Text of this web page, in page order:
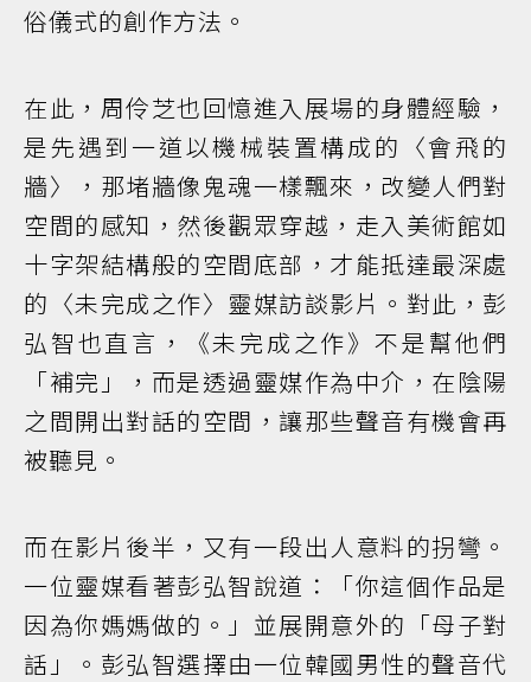
俗儀式的創作方法。
在此，周伶芝也回憶進入展場的身體經驗，
是先遇到一道以機械裝置構成的〈會飛的
牆〉，那堵牆像鬼魂一樣飄來，改變人們對
空間的感知，然後觀眾穿越，走入美術館如
十字架結構般的空間底部，才能抵達最深處
的〈未完成之作〉靈媒訪談影片。對此，彭
弘智也直言，《未完成之作》不是幫他們
「補完」，而是透過靈媒作為中介，在陰陽
之間開出對話的空間，讓那些聲音有機會再
被聽見。
而在影片後半，又有一段出人意料的拐彎。
一位靈媒看著彭弘智說道：「你這個作品是
因為你媽媽做的。」並展開意外的「母子對
話」。彭弘智選擇由一位韓國男性的聲音代